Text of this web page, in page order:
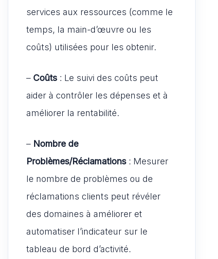
services aux ressources (comme le
temps, la main-d’œuvre ou les
coûts) utilisées pour les obtenir.
– Coûts : Le suivi des coûts peut
aider à contrôler les dépenses et à
améliorer la rentabilité.
– Nombre de
Problèmes/Réclamations: Mesurer
le nombre de problèmes ou de
réclamations clients peut révéler
des domaines à améliorer et
automatiser l’indicateur sur le
tableau de bord d’activité.